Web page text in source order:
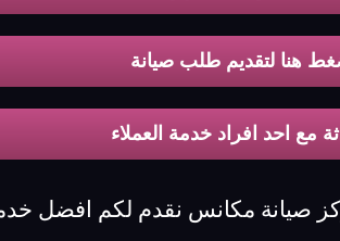
هنا لتقديم طلب صيانة
مع احد افراد خدمة العملاء
صيانة مكانس نقدم لكم افضل